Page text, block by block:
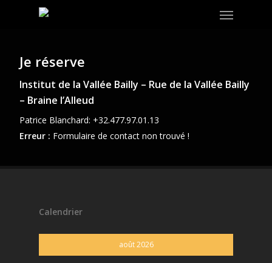
content
Menu
Je réserve
Institut de la Vallée Bailly – Rue de la Vallée Bailly
– Braine l’Alleud
Patrice Blanchard: +32.477.97.01.13
Erreur : Formulaire de contact non trouvé !
Calendrier
août 2026